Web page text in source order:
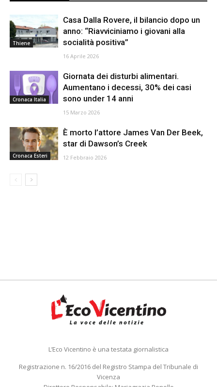
Thiene
Casa Dalla Rovere, il bilancio dopo un
anno: “Riavviciniamo i giovani alla
socialità positiva”
16 Aprile 2026
Cronaca Italia
Giornata dei disturbi alimentari.
Aumentano i decessi, 30% dei casi
sono under 14 anni
15 Marzo 2026
Cronaca Esteri
È morto l’attore James Van Der Beek,
star di Dawson’s Creek
12 Febbraio 2026
L’Eco Vicentino è una testata giornalistica
Registrazione n. 16/2016 del Registro Stampa del Tribunale di
Vicenza